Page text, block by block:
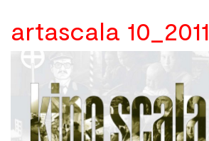
artascala 10_2011